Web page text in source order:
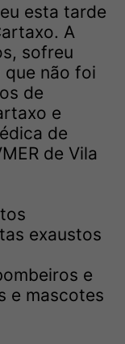
esta tarde
A
sofreu
não foi
de
e
de
de Vila
exaustos
e
e mascotes